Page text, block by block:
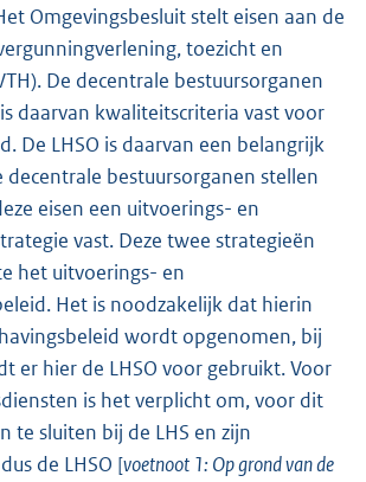
Omgevingsbesluit stelt eisen aan de
toezicht en
De decentrale bestuursorganen
daarvan kwaliteitscriteria vast voor
De LHSO is daarvan een belangrijk
decentrale bestuursorganen stellen
eisen een uitvoerings- en
vast. Deze twee strategieën
het uitvoerings- en
Het is noodzakelijk dat hierin
wordt opgenomen, bij
er hier de LHSO voor gebruikt. Voor
is het verplicht om, voor dit
te sluiten bij de LHS en zijn
de LHSO [voetnoot 1: Op grond van de